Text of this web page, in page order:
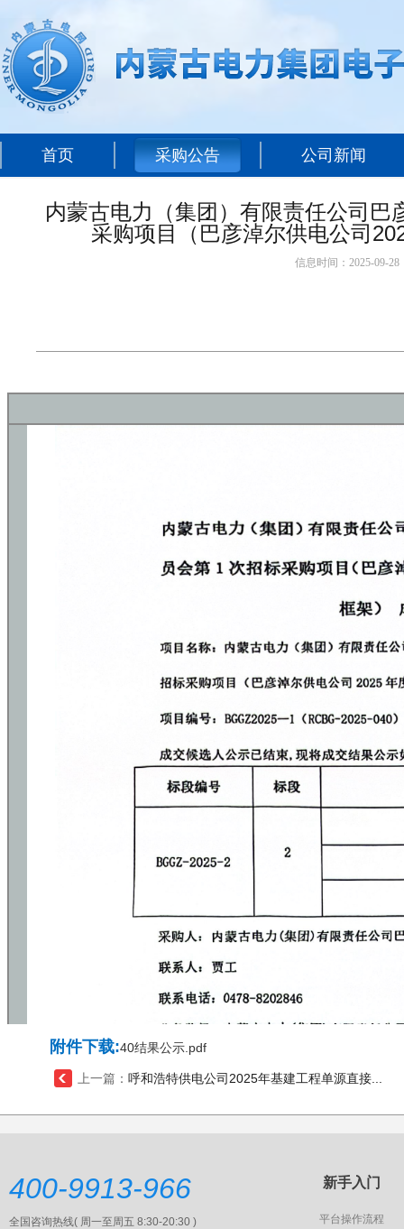
首页 采购公告 公司新闻
内蒙古电力（集团）有限责任公司
采购项目（巴彦淖尔供电公司
信息时间：2025-09-
附件下载:40结果公示.pdf
上一篇： 呼和浩特供电公司2025年基建工程单源直接...
400-9913-966
全国咨询热线( 周一至周五 8:30-20:30 )
新手入门
平台操作流程